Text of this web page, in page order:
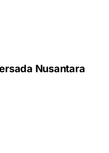
Nusantara